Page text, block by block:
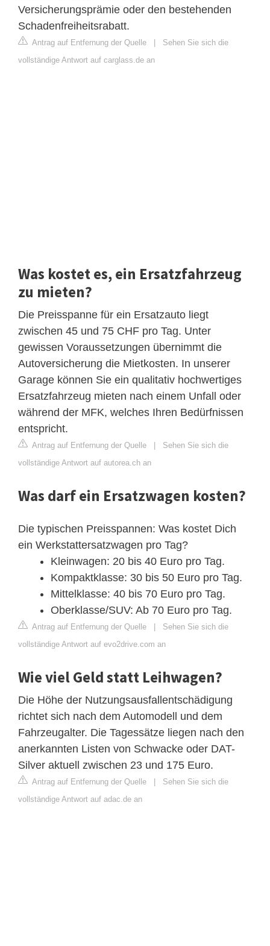
Versicherungsprämie oder den bestehenden
Schadenfreiheitsrabatt.
Antrag auf Entfernung der Quelle | Sehen Sie sich die
vollständige Antwort auf carglass.de an
Was kostet es, ein Ersatzfahrzeug
zu mieten?
Die Preisspanne für ein Ersatzauto liegt
zwischen 45 und 75 CHF pro Tag. Unter
gewissen Voraussetzungen übernimmt die
Autoversicherung die Mietkosten. In unserer
Garage können Sie ein qualitativ hochwertiges
Ersatzfahrzeug mieten nach einem Unfall oder
während der MFK, welches Ihren Bedürfnissen
entspricht.
Antrag auf Entfernung der Quelle | Sehen Sie sich die
vollständige Antwort auf autorea.ch an
Was darf ein Ersatzwagen kosten?
Die typischen Preisspannen: Was kostet Dich
ein Werkstattersatzwagen pro Tag?
Kleinwagen: 20 bis 40 Euro pro Tag.
Kompaktklasse: 30 bis 50 Euro pro Tag.
Mittelklasse: 40 bis 70 Euro pro Tag.
Oberklasse/SUV: Ab 70 Euro pro Tag.
Antrag auf Entfernung der Quelle | Sehen Sie sich die
vollständige Antwort auf evo2drive.com an
Wie viel Geld statt Leihwagen?
Die Höhe der Nutzungsausfallentschädigung
richtet sich nach dem Automodell und dem
Fahrzeugalter. Die Tagessätze liegen nach den
anerkannten Listen von Schwacke oder DAT-
Silver aktuell zwischen 23 und 175 Euro.
Antrag auf Entfernung der Quelle | Sehen Sie sich die
vollständige Antwort auf adac.de an